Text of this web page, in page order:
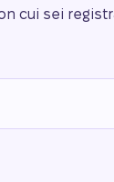
cui sei